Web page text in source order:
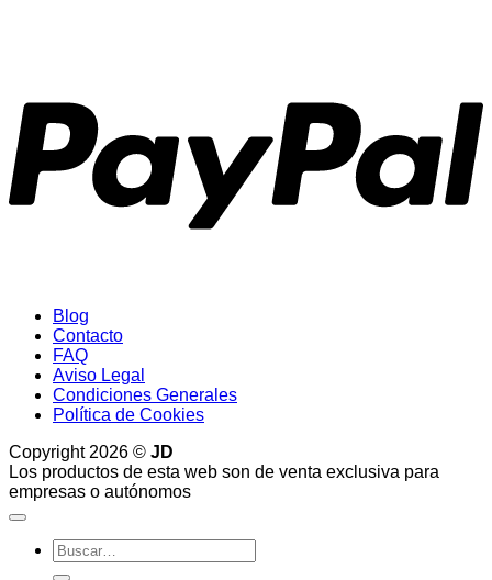
Blog
Contacto
FAQ
Aviso Legal
Condiciones Generales
Política de Cookies
Copyright 2026 © JD
Los productos de esta web son de venta exclusiva para
empresas o autónomos
Buscar
por: